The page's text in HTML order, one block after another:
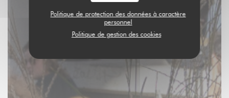
Politique de protection des données à caractère
personnel
Politique de gestion des cookies